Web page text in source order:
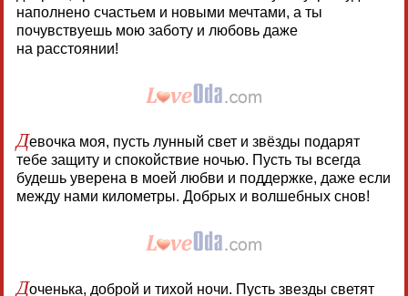
наполнено счастьем и новыми мечтами, а ты
почувствуешь мою заботу и любовь даже
на расстоянии!
Девочка моя, пусть лунный свет и звёзды подарят
тебе защиту и спокойствие ночью. Пусть ты всегда
будешь уверена в моей любви и поддержке, даже если
между нами километры. Добрых и волшебных снов!
Доченька, доброй и тихой ночи. Пусть звезды светят